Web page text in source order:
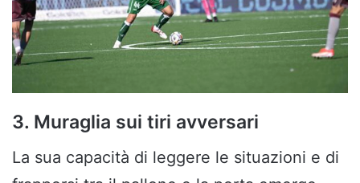
3. Muraglia sui tiri avversari
La sua capacità di leggere le situazioni e di